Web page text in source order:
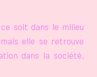
soit dans le milieu
elle se retrouve
dans la société,